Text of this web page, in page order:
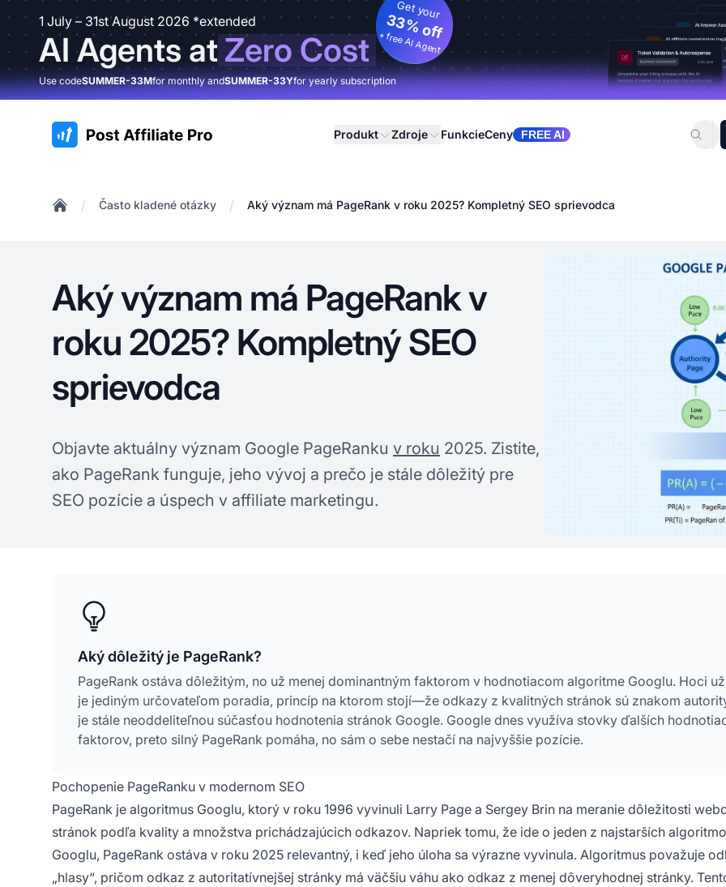
1 July – 31st August 2026 *extended
AI Agents atZero Cost
Get your
33% off
+ free AI Agent
Use codeSUMMER-33Mfor monthly andSUMMER-33Yfor yearly subscription
:site.title Produkt Zdroje FunkcieCeny FREE AI
/ Často kladené otázky / Aký význam má PageRank v roku 2025? Kompletný SEO sprievodca
Aký význam má PageRank v
roku 2025? Kompletný SEO
sprievodca
Objavte aktuálny význam Google PageRanku v roku 2025. Zistite,
ako PageRank funguje, jeho vývoj a prečo je stále dôležitý pre
SEO pozície a úspech v affiliate marketingu.
Aký dôležitý je PageRank?
PageRank ostáva dôležitým, no už menej dominantným faktorom v hodnotiacom algoritme Googlu. Hoci
je jediným určovateľom poradia, princíp na ktorom stojí—že odkazy z kvalitných stránok sú znakom
je stále neoddeliteľnou súčasťou hodnotenia stránok Google. Google dnes využíva stovky ďalších
faktorov, preto silný PageRank pomáha, no sám o sebe nestačí na najvyššie pozície.
Pochopenie PageRanku v modernom SEO
PageRank je algoritmus Googlu, ktorý v roku 1996 vyvinuli Larry Page a Sergey Brin na meranie dôležitosti
stránok podľa kvality a množstva prichádzajúcich odkazov. Napriek tomu, že ide o jeden z najstarších
Googlu, PageRank ostáva v roku 2025 relevantný, i keď jeho úloha sa výrazne vyvinula. Algoritmus považuje
„hlasy“, pričom odkaz z autoritatívnejšej stránky má väčšiu váhu ako odkaz z menej dôveryhodnej stránky.